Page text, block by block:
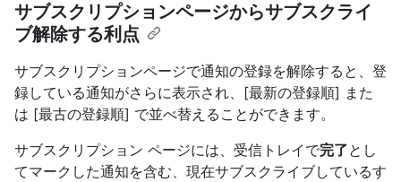
サブスクリプションページからサブスクライ
ブ解除する利点
サブスクリプションページで通知の登録を解除すると、登
録している通知がさらに表示され、[最新の登録順] また
は [最古の登録順] で並べ替えることができます。
サブスクリプション ページには、受信トレイで完了とし
てマークした通知を含む、現在サブスクライブしているす